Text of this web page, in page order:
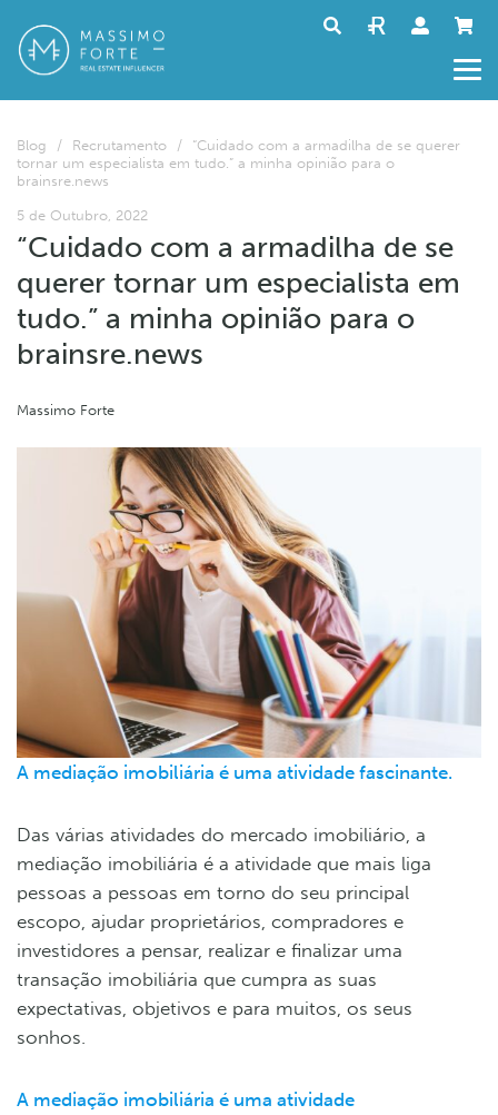
Blog / Recrutamento /
“Cuidado com a armadilha de se querer
tornar um especialista em tudo.” a minha opinião para o
brainsre.news
5 de Outubro, 2022
“Cuidado com a armadilha de se
querer tornar um especialista em
tudo.” a minha opinião para o
brainsre.news
Massimo Forte
A mediação imobiliária é uma atividade fascinante.
Das várias atividades do mercado imobiliário, a
mediação imobiliária é a atividade que mais liga
pessoas a pessoas em torno do seu principal
escopo, ajudar proprietários, compradores e
investidores a pensar, realizar e finalizar uma
transação imobiliária que cumpra as suas
expectativas, objetivos e para muitos, os seus
sonhos.
A mediação imobiliária é uma atividade